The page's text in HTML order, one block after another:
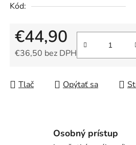
Kód:
€44,90
€36,50 bez DPH
Tlač Opýtať sa
Osobný prístup